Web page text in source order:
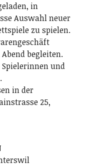
in
Auswahl neuer
zu spielen.
begleiten.
Spielerinnen und
in der
25,